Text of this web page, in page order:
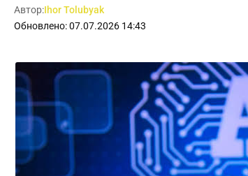
Обновлено: 07.07.2026 14:43
Автор:Ihor Tolubyak